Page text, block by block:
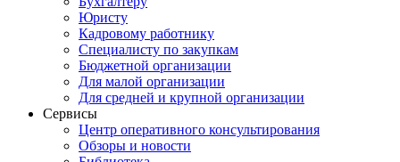
Юристу
Кадровому работнику
Специалисту по закупкам
Бюджетной организации
Для малой организации
Для средней и крупной организации
Сервисы
Центр оперативного консультирования
Обзоры и новости